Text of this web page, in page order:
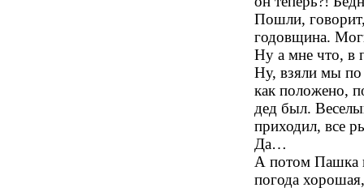
Пошли,
годовщина.
Ну а мне что, в
Ну, взяли мы
как положено,
дед был.
приходил, все
Да…
А потом Пашка
погода